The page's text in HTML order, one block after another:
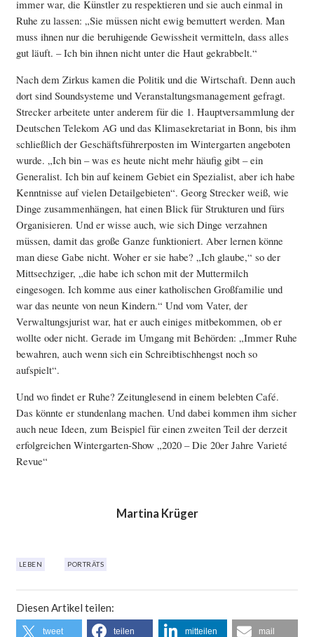
immer war, die Künstler zu respektieren und sie auch einmal in
Ruhe zu lassen: „Sie müssen nicht ewig bemuttert werden. Man
muss ihnen nur die beruhigende Gewissheit vermitteln, dass alles
gut läuft. – Ich bin ihnen nicht unter die Haut gekrabbelt.“
Nach dem Zirkus kamen die Politik und die Wirtschaft. Denn auch
dort sind Soundsysteme und Veranstaltungsmanagement gefragt.
Strecker arbeitete unter anderem für die 1. Hauptversammlung der
Deutschen Telekom AG und das Klimasekretariat in Bonn, bis ihm
schließlich der Geschäftsführerposten im Wintergarten angeboten
wurde. „Ich bin – was es heute nicht mehr häufig gibt – ein
Generalist. Ich bin auf keinem Gebiet ein Spezialist, aber ich habe
Kenntnisse auf vielen Detailgebieten“. Georg Strecker weiß, wie
Dinge zusammenhängen, hat einen Blick für Strukturen und fürs
Organisieren. Und er wisse auch, wie sich Dinge verzahnen
müssen, damit das große Ganze funktioniert. Aber lernen könne
man diese Gabe nicht. Woher er sie habe? „Ich glaube,“ so der
Mittsechziger, „die habe ich schon mit der Muttermilch
eingesogen. Ich komme aus einer katholischen Großfamilie und
war das neunte von neun Kindern.“ Und vom Vater, der
Verwaltungsjurist war, hat er auch einiges mitbekommen, ob er
wollte oder nicht. Gerade im Umgang mit Behörden: „Immer Ruhe
bewahren, auch wenn sich ein Schreibtischhengst noch so
aufspielt“.
Und wo findet er Ruhe? Zeitunglesend in einem belebten Café.
Das könnte er stundenlang machen. Und dabei kommen ihm sicher
auch neue Ideen, zum Beispiel für einen zweiten Teil der derzeit
erfolgreichen Wintergarten-Show „2020 – Die 20er Jahre Varieté
Revue“
Martina Krüger
LEBEN PORTRÄTS
Diesen Artikel teilen:
tweet teilen mitteilen mail